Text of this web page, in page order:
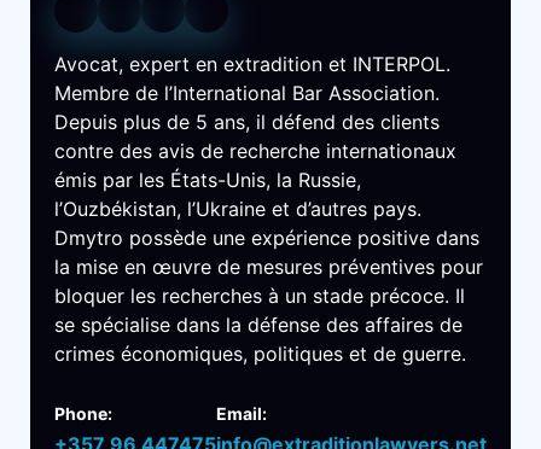
Avocat, expert en extradition et INTERPOL.
Membre de l’International Bar Association.
Depuis plus de 5 ans, il défend des clients
contre des avis de recherche internationaux
émis par les États-Unis, la Russie,
l’Ouzbékistan, l’Ukraine et d’autres pays.
Dmytro possède une expérience positive dans
la mise en œuvre de mesures préventives pour
bloquer les recherches à un stade précoce. Il
se spécialise dans la défense des affaires de
crimes économiques, politiques et de guerre.
Phone: Email: